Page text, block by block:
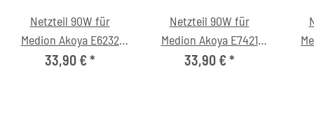
Netzteil 90W für
Medion Akoya E6232
(MD98358) Notebook
33,90 €*
Netzteil 90W für
Medion Akoya E7421
(MD60092) Notebook
33,90 €*